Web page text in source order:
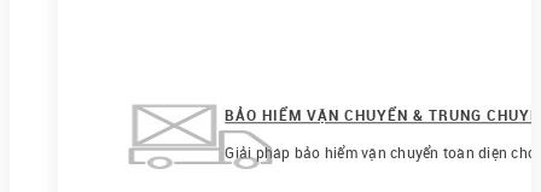
BẢO HIỂM VẬN CHUYỂN & TRUNG
Giải pháp bảo hiểm vận chuyển toàn diện